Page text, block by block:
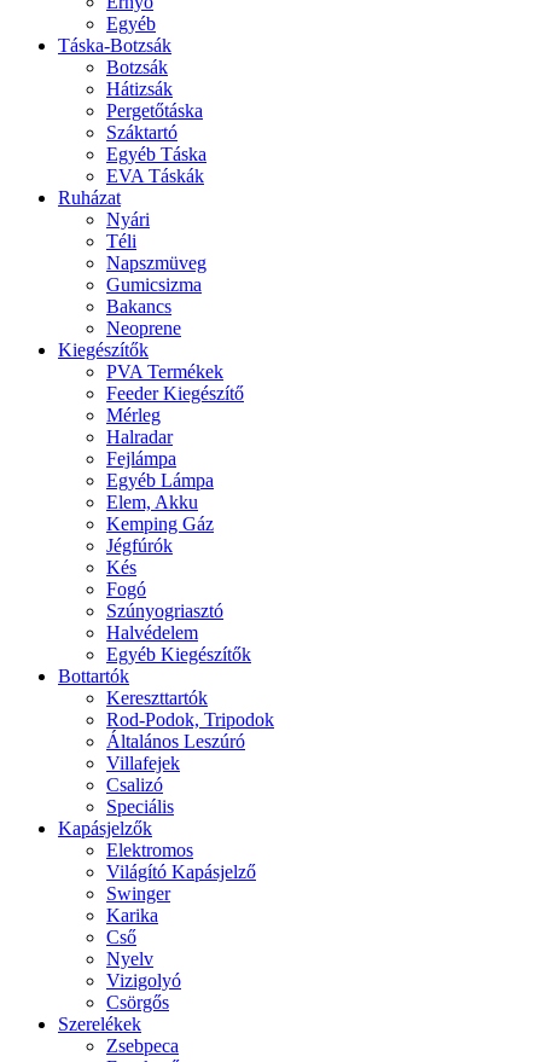
Egyéb
Táska-Botzsák
Botzsák
Hátizsák
Pergetőtáska
Száktartó
Egyéb Táska
EVA Táskák
Ruházat
Nyári
Téli
Napszmüveg
Gumicsizma
Bakancs
Neoprene
Kiegészítők
PVA Termékek
Feeder Kiegészítő
Mérleg
Halradar
Fejlámpa
Egyéb Lámpa
Elem, Akku
Kemping Gáz
Jégfúrók
Kés
Fogó
Szúnyogriasztó
Halvédelem
Egyéb Kiegészítők
Bottartók
Kereszttartók
Rod-Podok, Tripodok
Általános Leszúró
Villafejek
Csalizó
Speciális
Kapásjelzők
Elektromos
Világító Kapásjelző
Swinger
Karika
Cső
Nyelv
Vizigolyó
Csörgős
Szerelékek
Zsebpeca